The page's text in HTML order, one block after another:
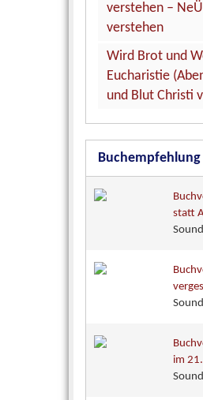
verstehen –
verstehen
Wird Brot und
Eucharistie
und Blut Christi
Buchempfehlung
statt
im